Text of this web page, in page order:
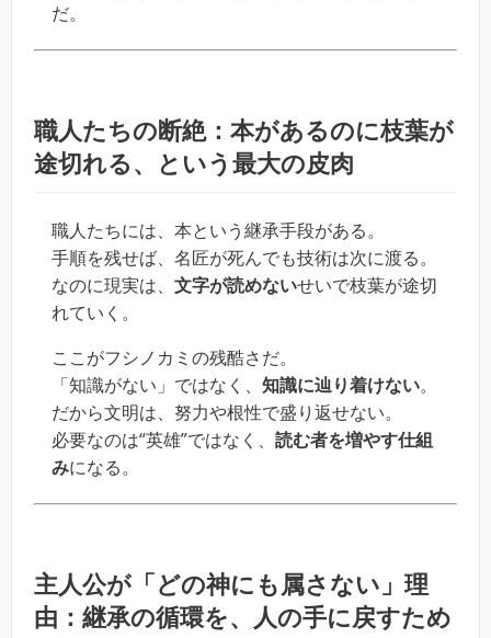
だ。
職人たちの断絶：本があるのに枝葉が
途切れる、という最大の皮肉
職人たちには、本という継承手段がある。
手順を残せば、名匠が死んでも技術は次に渡る。
なのに現実は、 文字が読めないせいで枝葉が途切
れていく。
ここがフシノカミの残酷さだ。
「知識がない」ではなく、 知識に辿り着けない。
だから文明は、努力や根性で盛り返せない。
必要なのは“英雄”ではなく、 読む者を増やす仕組
みになる。
主人公が「どの神にも属さない」理
由：継承の循環を、人の手に戻すため